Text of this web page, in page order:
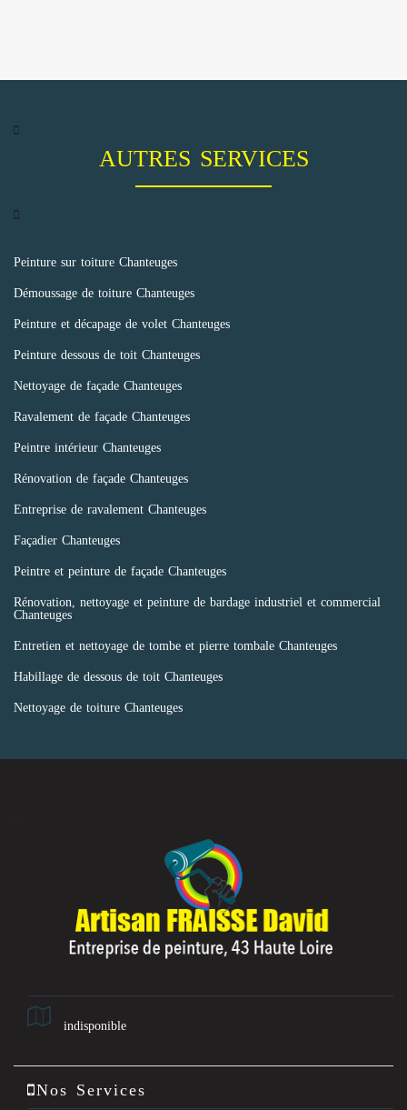
AUTRES SERVICES
Peinture sur toiture Chanteuges
Démoussage de toiture Chanteuges
Peinture et décapage de volet Chanteuges
Peinture dessous de toit Chanteuges
Nettoyage de façade Chanteuges
Ravalement de façade Chanteuges
Peintre intérieur Chanteuges
Rénovation de façade Chanteuges
Entreprise de ravalement Chanteuges
Façadier Chanteuges
Peintre et peinture de façade Chanteuges
Rénovation, nettoyage et peinture de bardage industriel et commercial
Chanteuges
Entretien et nettoyage de tombe et pierre tombale Chanteuges
Habillage de dessous de toit Chanteuges
Nettoyage de toiture Chanteuges
indisponible
Nos Services